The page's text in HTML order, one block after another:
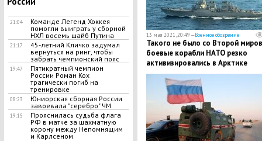
21:04
Команде Легенд Хоккея
помогли выиграть у сборной
НХЛ восемь шайб Путина
21:17
45-летний Кличко задумал
вернуться на ринг, чтобы
забрать чемпионский пояс
19:47
Пятикратный чемпион
России Роман Кох
трагически погиб на
тренировке
08:23
Юниорская сборная России
завоевала "серебро" ЧМ
19:15
Прояснилась судьба флага
РФ в матче за шахматную
корону между Непомнящим
и Карлсеном
13 мая 2021, 20:49 —Военное обозрение
Такого не было со Второй
боевые корабли НАТО резко
активизировались в Арктике